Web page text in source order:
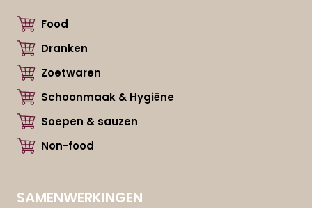
Food
Dranken
Zoetwaren
Schoonmaak & Hygiëne
Soepen & sauzen
Non-food
SAMENWERKINGEN